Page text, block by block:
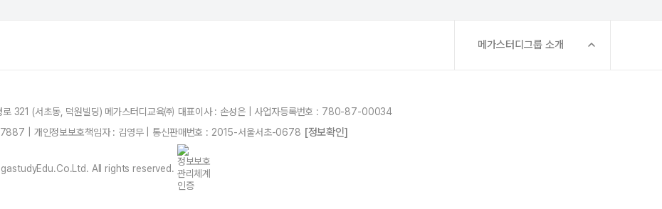
메가스터디그룹 소개
321 (서초동, 덕원빌딩) 메가스터디교육㈜ 대표이사 : 손성은 | 사업자등록번호 : 780-87-00034
| 개인정보보호책임자 : 김영무 | 통신판매번호 : 2015-서울서초-0678 [정보확인]
All rights reserved.